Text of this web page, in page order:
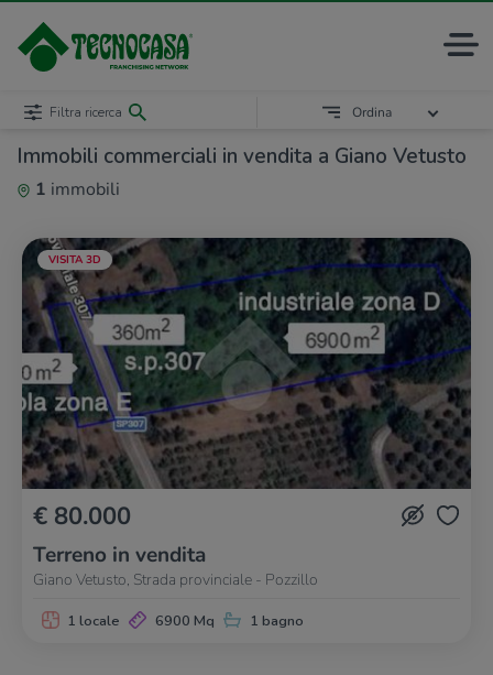
Immobili commerciali in vendita a Giano Vetusto
1 immobili
Filtra ricerca Ordina
VISITA 3D
€ 80.000
Terreno in vendita
Giano Vetusto, Strada provinciale - Pozzillo
1 locale 6900 Mq 1 bagno